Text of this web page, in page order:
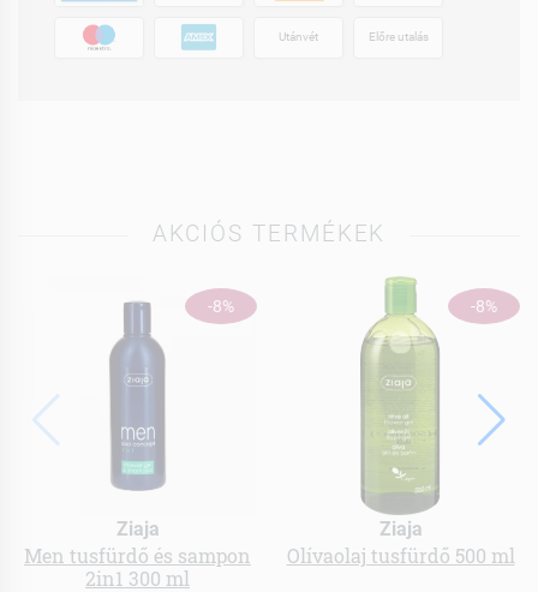
Utánvét Előre utalás
AKCIÓS TERMÉKEK
-8%
Ziaja
Men tusfürdő és sampon
2in1 300 ml
-8%
Ziaja
Olívaolaj tusfürdő 500 ml